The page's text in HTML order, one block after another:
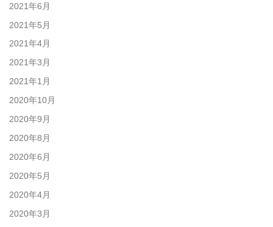
2021年6月
2021年5月
2021年4月
2021年3月
2021年1月
2020年10月
2020年9月
2020年8月
2020年6月
2020年5月
2020年4月
2020年3月